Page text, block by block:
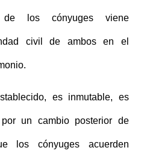
de los cónyuges viene
civil de ambos en el
es inmutable, es
un cambio posterior de
los cónyuges acuerden